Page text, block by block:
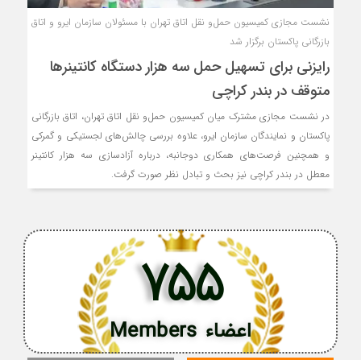
نشست مجازی کمیسیون حمل‌و نقل اتاق تهران با مسئولان سازمان ایرو و اتاق
بازرگانی پاکستان برگزار شد
رایزنی برای تسهیل حمل سه هزار دستگاه کانتینرها
متوقف در بندر کراچی
در نشست مجازی مشترک میان کمیسیون حمل‌و نقل اتاق تهران، اتاق بازرگانی
پاکستان و نمایندگان سازمان ایرو، علاوه بررسی چالش‌های لجستیکی و گمرکی
و همچنین فرصت‌های همکاری دوجانبه، درباره آزادسازی سه هزار کانتینر
معطل در بندر کراچی نیز بحث و تبادل نظر صورت گرفت.
اعضاء Members
755